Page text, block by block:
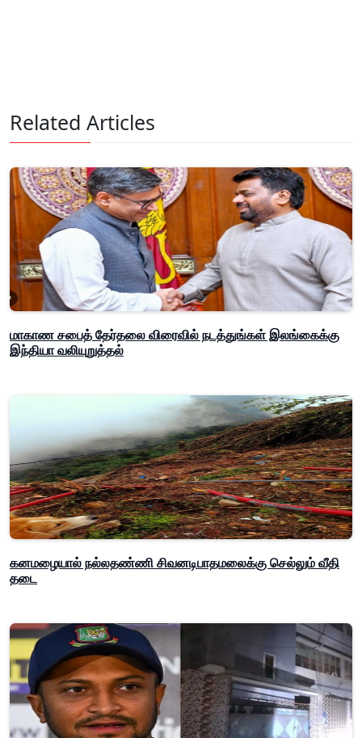
Related Articles
மாகாண சபைத் தேர்தலை விரைவில் நடத்துங்கள் இலங்கைக்கு
இந்தியா வலியுறுத்தல்
கனமழையால் நல்லதண்ணி சிவனடிபாதமலைக்கு செல்லும் வீதி
தடை